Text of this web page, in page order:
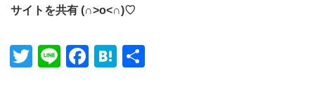
サイトを共有 (∩˃o˂∩)♡
Twitter Line FacebookHatena